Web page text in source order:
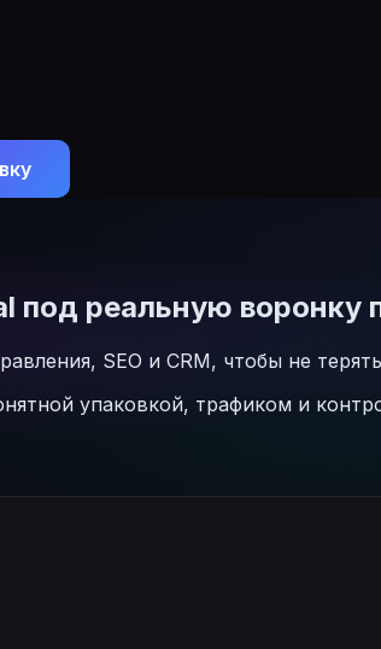
под реальную воронку
SEO и CRM, чтобы не
упаковкой, трафиком и